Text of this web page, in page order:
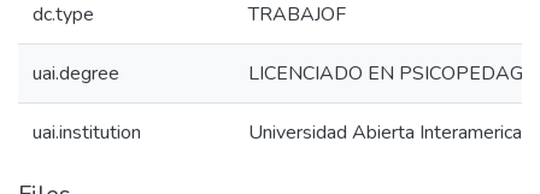
dc.type TRABAJOF
uai.degree LICENCIADO EN
uai.institution Universidad Abierta Interamericana